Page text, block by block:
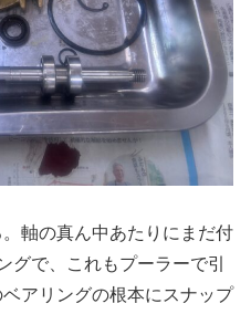
軸の真ん中あたりにまだ付
グで、これもプーラーで引
アリングの根本にスナップ